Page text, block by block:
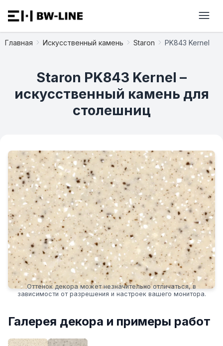
Главная Искусственный камень Staron PK843 Kernel
Staron PK843 Kernel –
искусственный камень для
столешниц
Оттенок декора может незначительно отличаться, в
зависимости от разрешения и настроек вашего монитора.
Галерея декора и примеры работ